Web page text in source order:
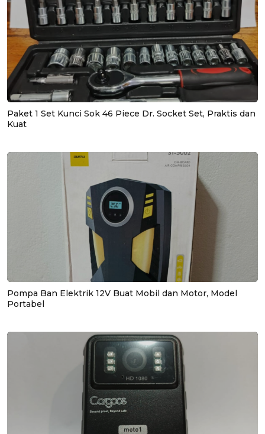
Paket 1 Set Kunci Sok 46 Piece Dr. Socket Set, Praktis dan
Kuat
Pompa Ban Elektrik 12V Buat Mobil dan Motor, Model
Portabel